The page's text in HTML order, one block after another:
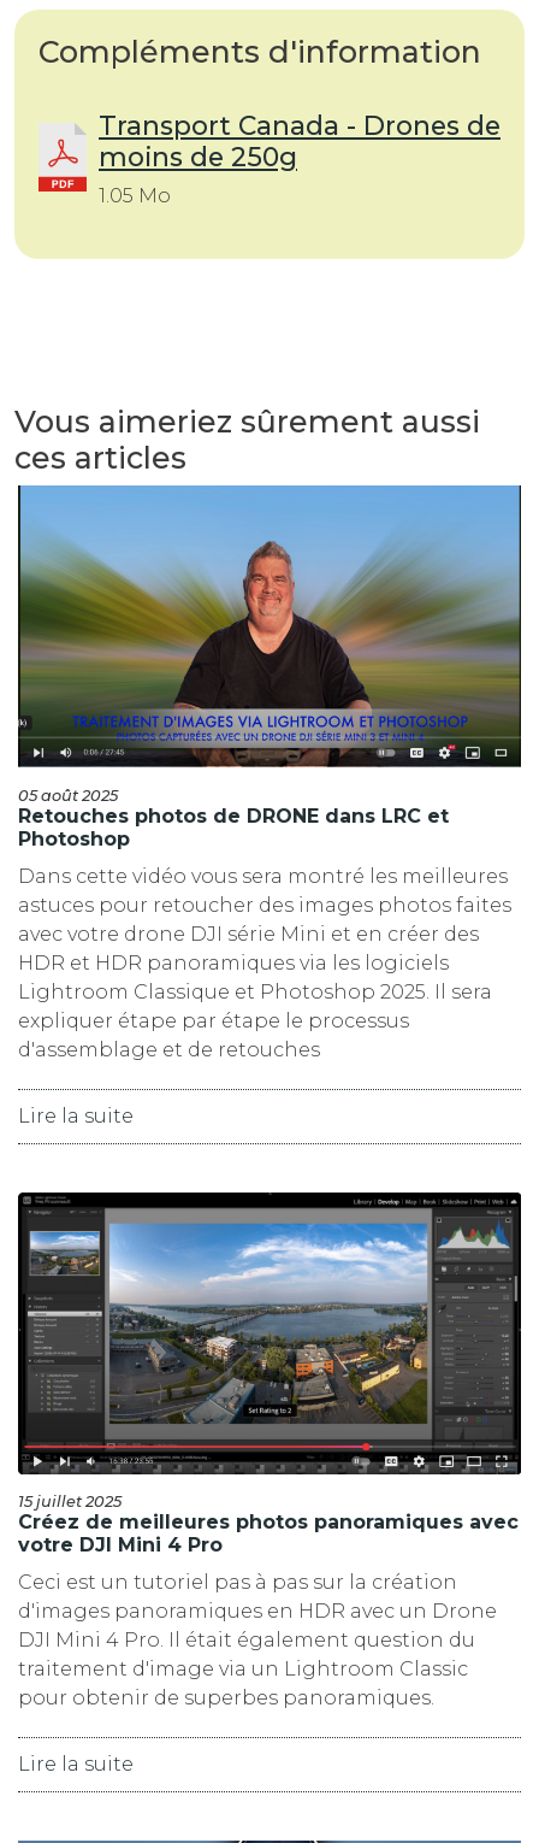
Compléments d'information
Transport Canada - Drones de
moins de 250g
1.05 Mo
Vous aimeriez sûrement aussi
ces articles
05 août 2025
Retouches photos de DRONE dans LRC et
Photoshop
Dans cette vidéo vous sera montré les meilleures
astuces pour retoucher des images photos faites
avec votre drone DJI série Mini et en créer des
HDR et HDR panoramiques via les logiciels
Lightroom Classique et Photoshop 2025. Il sera
expliquer étape par étape le processus
d'assemblage et de retouches
Lire la suite
15 juillet 2025
Créez de meilleures photos panoramiques avec
votre DJI Mini 4 Pro
Ceci est un tutoriel pas à pas sur la création
d'images panoramiques en HDR avec un Drone
DJI Mini 4 Pro. Il était également question du
traitement d'image via un Lightroom Classic
pour obtenir de superbes panoramiques.
Lire la suite